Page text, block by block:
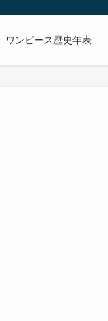
ワンピース歴史年表